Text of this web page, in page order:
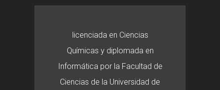
licenciada en Ciencias
Químicas y diplomada en
Informática por la Facultad de
Ciencias de la Universidad de